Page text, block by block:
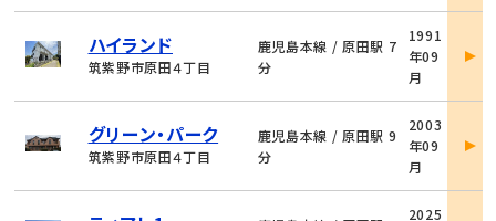
ハイランド
筑紫野市原田４丁目
鹿児島本線 / 原田駅 7
分
1991
年09
月
詳
グリーン・パーク
筑紫野市原田４丁目
鹿児島本線 / 原田駅 9
分
2003
年09
月
詳
2025